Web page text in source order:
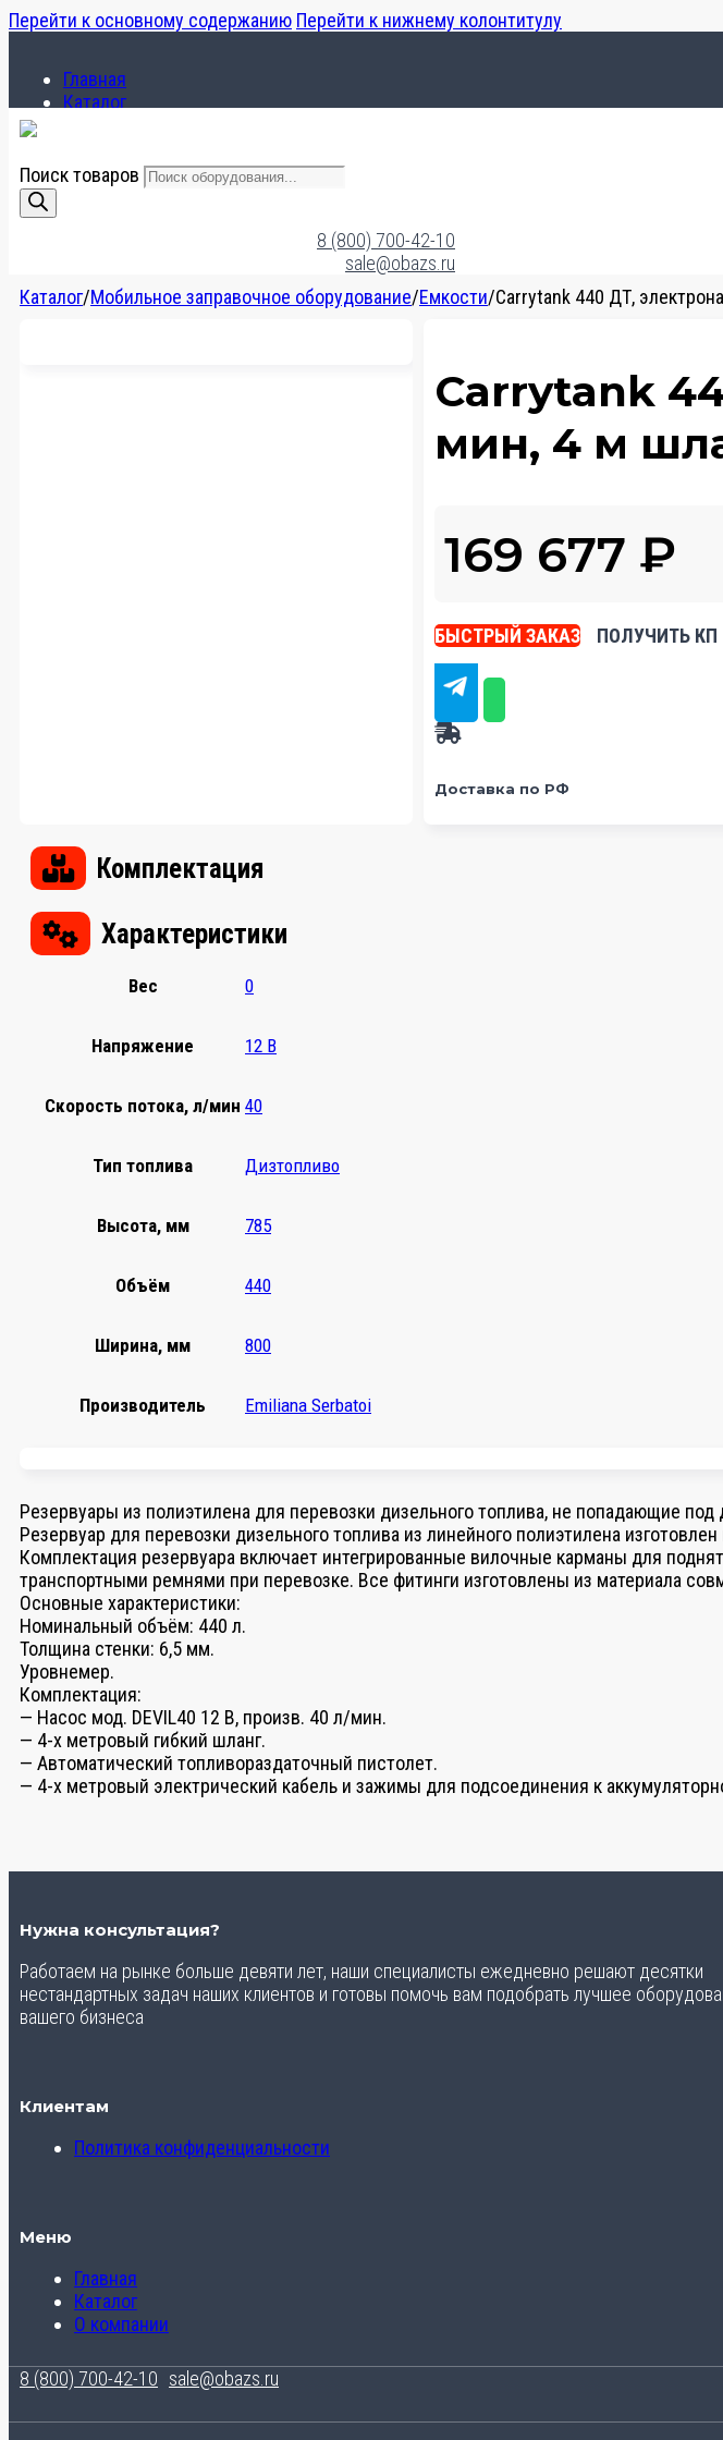
Перейти к основному содержанию Перейти к нижнему колонтитулу
Главная
Каталог
Поиск товаров
8 (800) 700-42-10
sale@obazs.ru
Каталог/Мобильное заправочное оборудование/Емкости/Carrytank 440 ДТ,
Carrytank
мин, 4 м
169 677 ₽
БЫСТРЫЙ ЗАКАЗ ПОЛУЧИТЬ КП
Доставка по РФ
Комплектация
Характеристики
Вес 0
Напряжение 12 В
Скорость потока, л/мин 40
Тип топлива Дизтопливо
Высота, мм 785
Объём 440
Ширина, мм 800
Производитель Emiliana Serbatoi
Резервуары из полиэтилена для перевозки дизельного топлива, не попадающие
Резервуар для перевозки дизельного топлива из линейного полиэтилена
Комплектация резервуара включает интегрированные вилочные карманы для
транспортными ремнями при перевозке. Все фитинги изготовлены из материала
Основные характеристики:
Номинальный объём: 440 л.
Толщина стенки: 6,5 мм.
Уровнемер.
Комплектация:
— Насос мод. DEVIL40 12 В, произв. 40 л/мин.
— 4-х метровый гибкий шланг.
— Автоматический топливораздаточный пистолет.
— 4-х метровый электрический кабель и зажимы для подсоединения к
Нужна консультация?
Работаем на рынке больше девяти лет, наши специалисты ежедневно решают десятки
нестандартных задач наших клиентов и готовы помочь вам подобрать лучшее
вашего бизнеса
Клиентам
Политика конфиденциальности
Меню
Главная
Каталог
О компании
8 (800) 700-42-10 sale@obazs.ru